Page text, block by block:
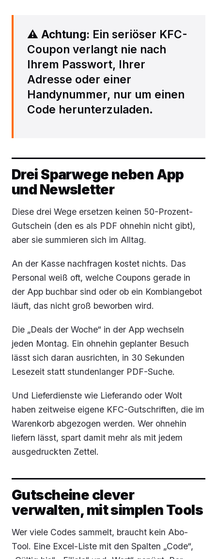
⚠️ Achtung: Ein seriöser KFC-
Coupon verlangt nie nach
Ihrem Passwort, Ihrer
Adresse oder einer
Handynummer, nur um einen
Code herunterzuladen.
Drei Sparwege neben App
und Newsletter
Diese drei Wege ersetzen keinen 50-Prozent-
Gutschein (den es als PDF ohnehin nicht gibt),
aber sie summieren sich im Alltag.
An der Kasse nachfragen kostet nichts. Das
Personal weiß oft, welche Coupons gerade in
der App buchbar sind oder ob ein Kombiangebot
läuft, das nicht groß beworben wird.
Die „Deals der Woche“ in der App wechseln
jeden Montag. Ein ohnehin geplanter Besuch
lässt sich daran ausrichten, in 30 Sekunden
Lesezeit statt stundenlanger PDF-Suche.
Und Lieferdienste wie Lieferando oder Wolt
haben zeitweise eigene KFC-Gutschriften, die im
Warenkorb abgezogen werden. Wer ohnehin
liefern lässt, spart damit mehr als mit jedem
ausgedruckten Zettel.
Gutscheine clever
verwalten, mit simplen Tools
Wer viele Codes sammelt, braucht kein Abo-
Tool. Eine Excel-Liste mit den Spalten „Code“,